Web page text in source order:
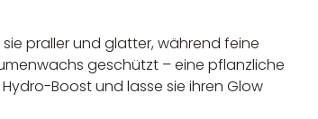
praller und glatter, während feine
geschützt – eine pflanzliche
Boost und lasse sie ihren Glow